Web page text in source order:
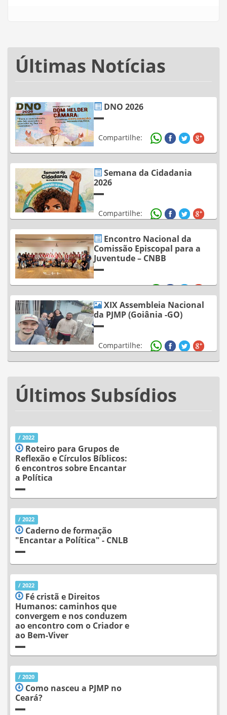
Últimas Notícias
DNO 2026
Compartilhe:
Semana da Cidadania
2026
Compartilhe:
Encontro Nacional da
Comissão Episcopal para a
Juventude – CNBB
Compartilhe:
XIX Assembleia Nacional
da PJMP (Goiânia -GO)
Compartilhe:
Últimos Subsídios
/ 2022
Roteiro para Grupos de
Reflexão e Círculos Bíblicos:
6 encontros sobre Encantar
a Política
/ 2022
Caderno de formação
"Encantar a Política" - CNLB
/ 2022
Fé cristã e Direitos
Humanos: caminhos que
convergem e nos conduzem
ao encontro com o Criador e
ao Bem-Viver
/ 2020
Como nasceu a PJMP no
Ceará?